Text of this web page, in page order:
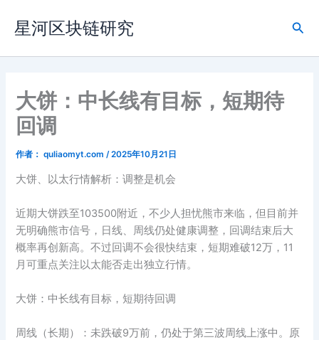
容
星河区块链研究
搜
大饼：中长线有目标，短期待
回调
作者： quliaomyt.com /2025年10月21日
大饼、以太行情解析：调整是机会
近期大饼跌至103500附近，不少人担忧熊市来临，但目前并
无明确熊市信号，日线、周线仍处健康调整，回调结束后大
概率再创新高。不过回调不会很快结束，短期难破12万，11
月可重点关注以太能否走出独立行情。
大饼：中长线有目标，短期待回调
周线（长期）：未跌破9万前，仍处于第三波周线上涨中。原